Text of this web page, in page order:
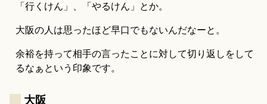
「行くけん」、「やるけん」とか。
大阪の人は思ったほど早口でもないんだなーと。
余裕を持って相手の言ったことに対して切り返しをして
るなぁという印象です。
大阪